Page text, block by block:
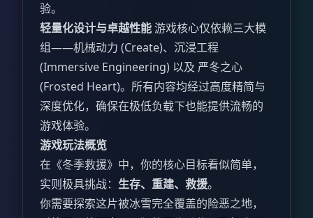
验。
轻量化设计与卓越性能游戏核心仅依赖三大模
组——机械动力 (Create)、沉浸工程
(Immersive Engineering) 以及 严冬之心
(Frosted Heart)。所有内容均经过高度精简与
深度优化，确保在极低负载下也能提供流畅的
游戏体验。
游戏玩法概览
在《冬季救援》中，你的核心目标看似简单，
实则极具挑战： 生存、重建、救援。
你需要探索这片被冰雪完全覆盖的险恶之地，